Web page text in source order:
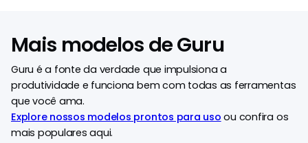
Mais modelos de Guru
Guru é a fonte da verdade que impulsiona a
produtividade e funciona bem com todas as ferramentas
que você ama.
Explore nossos modelos prontos para uso ou confira os
mais populares aqui.